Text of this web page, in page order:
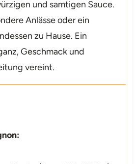
und samtigen Sauce.
Anlässe oder ein
zu Hause. Ein
Geschmack und
vereint.